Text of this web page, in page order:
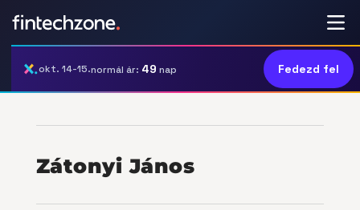
okt. 14-15.normál ár: 49 nap Fedezd fel
Zátonyi János